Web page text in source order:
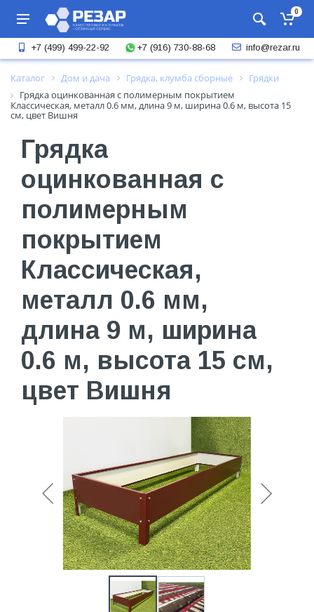
0
+7 (499) 499-22-92 +7 (916) 730-88-68 info@rezar.ru
Каталог Дом и дача Грядка, клумба сборные
Грядки
Грядка оцинкованная с полимерным покрытием
Классическая, металл 0.6 мм, длина 9 м, ширина 0.6 м, высота 15
см, цвет Вишня
Грядка
оцинкованная с
полимерным
покрытием
Классическая,
металл 0.6 мм,
длина 9 м, ширина
0.6 м, высота 15 см,
цвет Вишня